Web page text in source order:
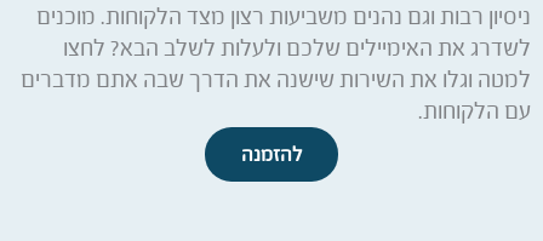
ניסיון רבות וגם נהנים משביעות רצון מצד הלקוחות. מוכנים
לשדרג את האימיילים שלכם ולעלות לשלב הבא? לחצו
למטה וגלו את השירות שישנה את הדרך שבה אתם מדברים
עם הלקוחות.
להזמנה